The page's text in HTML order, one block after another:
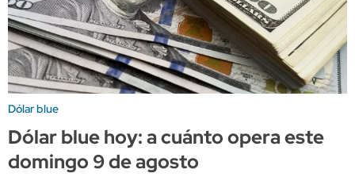
Dólar blue
Dólar blue hoy: a cuánto opera este
domingo 9 de agosto